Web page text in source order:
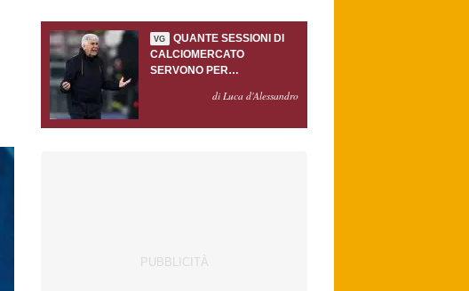
VG
QUANTE SESSIONI DI
CALCIOMERCATO
SERVONO PER
GASPERINI?di Luca d'Alessandro